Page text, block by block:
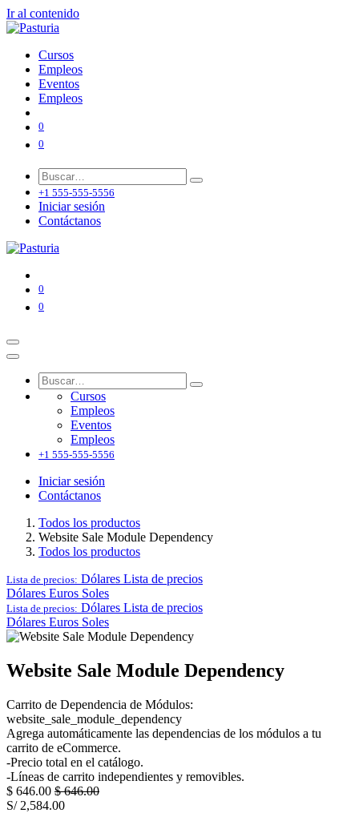
Ir al contenido
Cursos
Empleos
Eventos
Empleos
0
0
+1 555-555-5556
Iniciar sesión
Contáctanos
0
0
Cursos
Empleos
Eventos
Empleos
+1 555-555-5556
Iniciar sesión
Contáctanos
Todos los productos
Website Sale Module Dependency
Todos los productos
Lista de precios: Dólares Lista de precios
Dólares Euros Soles
Lista de precios: Dólares Lista de precios
Dólares Euros Soles
Website Sale Module Dependency
Carrito de Dependencia de Módulos:
website_sale_module_dependency
Agrega automáticamente las dependencias de los módulos a tu
carrito de eCommerce.
-Precio total en el catálogo.
-Líneas de carrito independientes y removibles.
$ 646.00 $646.00
S/ 2,584.00